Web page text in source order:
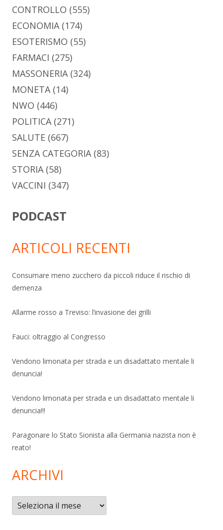
CONTROLLO (555)
ECONOMIA(174)
ESOTERISMO (55)
FARMACI (275)
MASSONERIA(324)
MONETA(14)
NWO (446)
POLITICA(271)
SALUTE (667)
SENZA CATEGORIA(83)
STORIA(58)
VACCINI (347)
PODCAST
ARTICOLI RECENTI
Consumare meno zucchero da piccoli riduce il rischio di
demenza
Allarme rosso a Treviso: l’invasione dei grilli
Fauci: oltraggio al Congresso
Vendono limonata per strada e un disadattato mentale li
denuncia!
Vendono limonata per strada e un disadattato mentale li
denuncia!!!
Paragonare lo Stato Sionista alla Germania nazista non è
reato!
ARCHIVI
Archivi